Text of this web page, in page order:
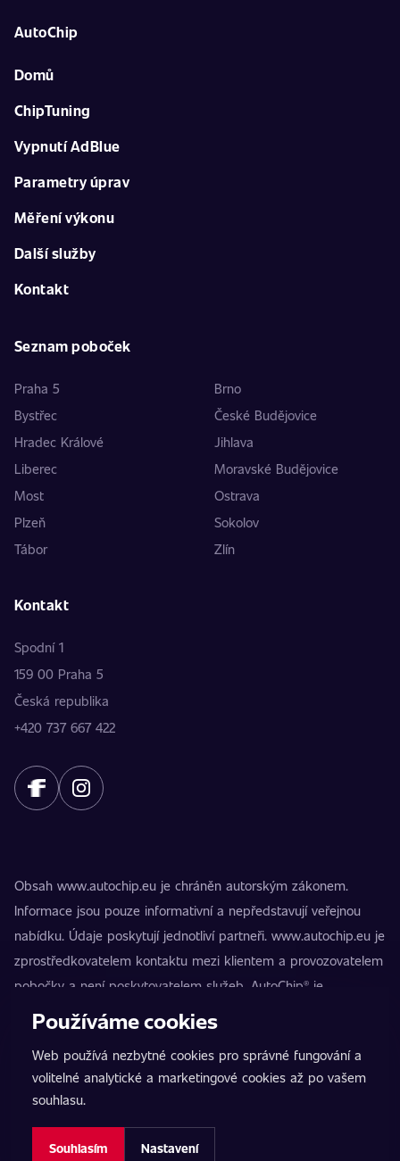
AutoChip
Domů
ChipTuning
Vypnutí AdBlue
Parametry úprav
Měření výkonu
Další služby
Kontakt
Seznam poboček
Praha 5
Brno
Bystřec
České Budějovice
Hradec Králové
Jihlava
Liberec
Moravské Budějovice
Most
Ostrava
Plzeň
Sokolov
Tábor
Zlín
Kontakt
Spodní 1
159 00 Praha 5
Česká republika
+420 737 667 422
Obsah www.autochip.eu je chráněn autorským zákonem.
Informace jsou pouze informativní a nepředstavují veřejnou
nabídku. Údaje poskytují jednotliví partneři. www.autochip.eu je
zprostředkovatelem kontaktu mezi klientem a provozovatelem
pobočky a není poskytovatelem služeb. AutoChip® je
registrovaná ochranná známka Petra Kučery. Úpravy, které
nezpůsobilosti vozidla k provozu na pozemních komunikacích.
Přesné informace poskytuje vždy konkrétní provozovatel
pobočky.
Nastavení cookies
Používáme cookies
Web používá nezbytné cookies pro správné fungování a
volitelné analytické a marketingové cookies až po vašem
souhlasu.
Souhlasím Nastavení